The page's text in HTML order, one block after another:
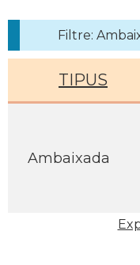
Filtre:
TIPUS
Ambaixada